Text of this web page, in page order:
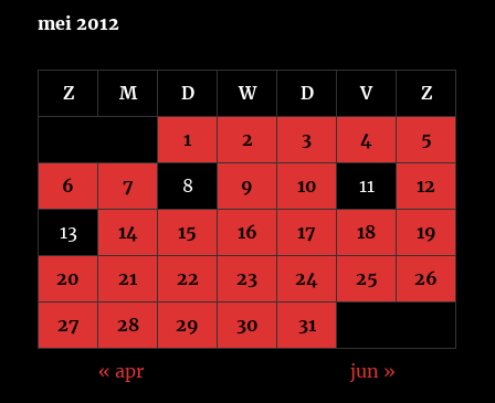
mei 2012
Z M D W D V Z
1 2 3 4 5
6 7 8 9 10 11 12
13 14 15 16 17 18 19
20 21 22 23 24 25 26
27 28 29 30 31
« apr jun »